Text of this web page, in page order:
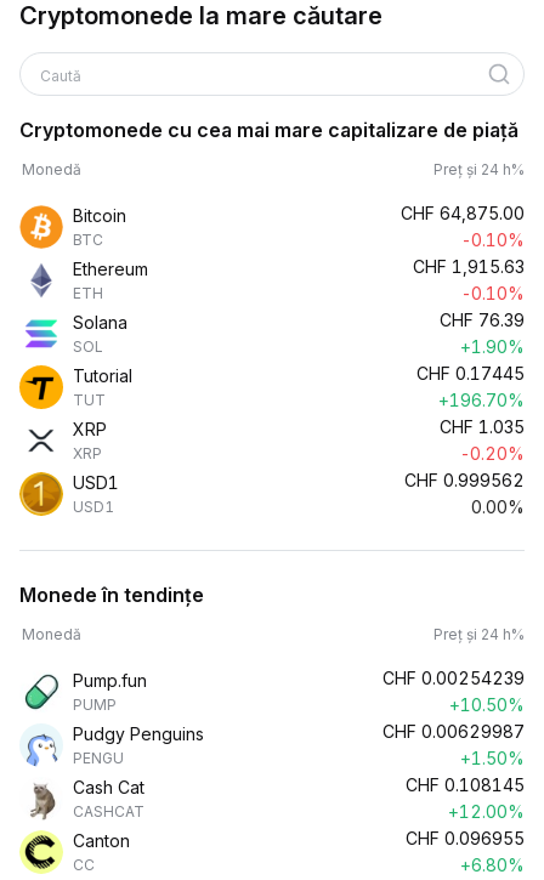
Cryptomonede la mare căutare
Caută
Cryptomonede cu cea mai mare capitalizare de piață
Monedă Preț și 24 h%
Bitcoin
BTC
CHF 64,875.00
-0.10%
Ethereum
ETH
CHF 1,915.63
-0.10%
Solana
SOL
CHF 76.39
+1.90%
Tutorial
TUT
CHF 0.17445
+196.70%
XRP
XRP
CHF 1.035
-0.20%
USD1
USD1
CHF 0.999562
0.00%
Monede în tendințe
Monedă Preț și 24 h%
Pump.fun
PUMP
CHF 0.00254239
+10.50%
Pudgy Penguins
PENGU
CHF 0.00629987
+1.50%
Cash Cat
CASHCAT
CHF 0.108145
+12.00%
Canton
CC
CHF 0.096955
+6.80%